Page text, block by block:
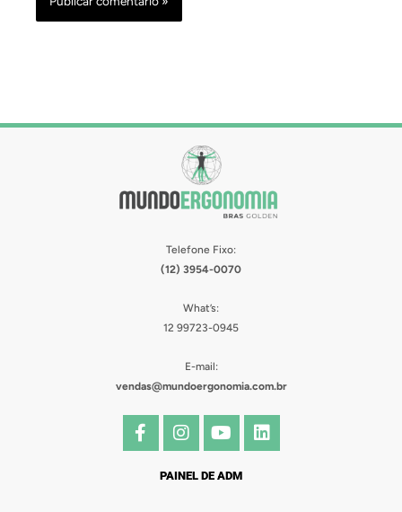
Telefone Fixo:
(12) 3954-0070
What’s:
12 99723-0945
E-mail:
vendas@mundoergonomia.com.br
F
a
I
n
t
Y
o
t
L
i
PAINEL DE ADM